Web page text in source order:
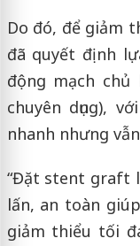
Do đó, để giảm
đã quyết định
động mạch chủ
chuyên dụng),
nhanh nhưng
“Đặt stent graft
lấn, an toàn
giảm thiểu tối